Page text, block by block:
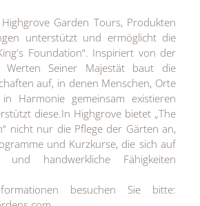
Garden Tours, Produkten
unterstützt und ermöglicht die
Foundation“. Inspiriert von der
Seiner Majestät baut die
auf, in denen Menschen, Orte
Harmonie gemeinsam existieren
diese.In Highgrove bietet „The
nicht nur die Pflege der Gärten an,
und Kurzkurse, die sich auf
handwerkliche Fähigkeiten
besuchen Sie bitte: